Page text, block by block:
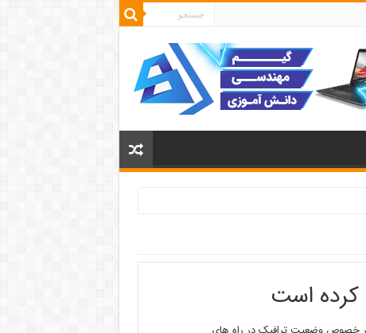
کرده است